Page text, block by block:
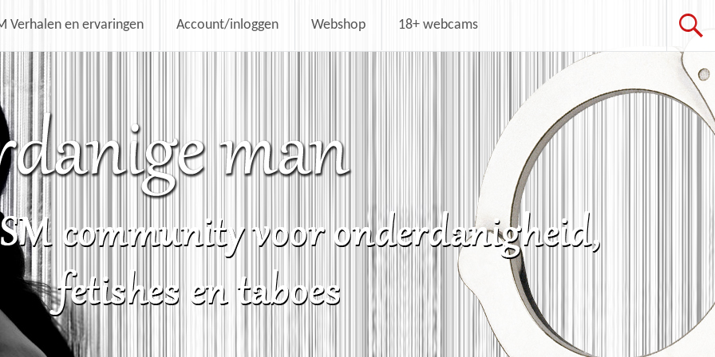
Verhalen en ervaringen Account/inloggen Webshop 18+ webcams